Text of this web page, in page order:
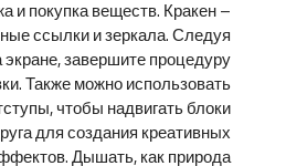
и покупка веществ. Кракен –
ссылки и зеркала. Следуя
завершите процедуру
Также можно использовать
чтобы надвигать блоки
для создания креативных
Дышать, как природа